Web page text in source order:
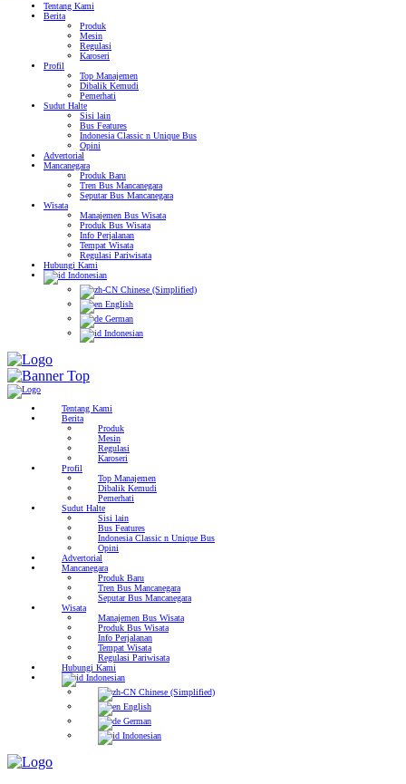
Tentang Kami
Berita
Produk
Mesin
Regulasi
Karoseri
Profil
Top Manajemen
Dibalik Kemudi
Pemerhati
Sudut Halte
Sisi lain
Bus Features
Indonesia Classic n Unique Bus
Opini
Advertorial
Mancanegara
Produk Baru
Tren Bus Mancanegara
Seputar Bus Mancanegara
Wisata
Manajemen Bus Wisata
Produk Bus Wisata
Info Perjalanan
Tempat Wisata
Regulasi Pariwisata
Hubungi Kami
Indonesian
Chinese (Simplified)
English
German
Indonesian
Tentang Kami
Berita
Produk
Mesin
Regulasi
Karoseri
Profil
Top Manajemen
Dibalik Kemudi
Pemerhati
Sudut Halte
Sisi lain
Bus Features
Indonesia Classic n Unique Bus
Opini
Advertorial
Mancanegara
Produk Baru
Tren Bus Mancanegara
Seputar Bus Mancanegara
Wisata
Manajemen Bus Wisata
Produk Bus Wisata
Info Perjalanan
Tempat Wisata
Regulasi Pariwisata
Hubungi Kami
Indonesian
Chinese (Simplified)
English
German
Indonesian